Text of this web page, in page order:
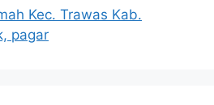
Kec. Trawas Kab.
pagar